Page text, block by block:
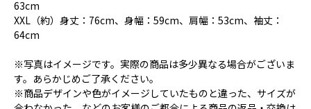
63cm
XXL（約）身丈：76cm、身幅：59cm、肩幅：53cm、袖丈：
64cm
※写真はイメージです。実際の商品は多少異なる場合がございま
す。あらかじめご了承ください。
※商品デザインや色がイメージしていたものと違った、サイズが